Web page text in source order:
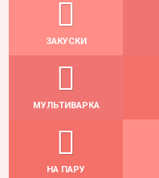
ЗАКУСКИ
МУЛЬТИВАРКА
НА ПАРУ